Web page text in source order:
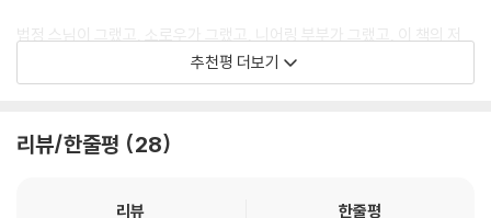
두 번째로 맞이한 자연식물식의 여름도 전혀 괴롭지 않았다. 이제 화장까
지 안 하니까 얼굴에 땀이 흘러도 개의치 않는다. 처음 화장품을 모두 끊고
물이 얼굴 표면 위를 그대로 타고 흘러내렸다. 피부장벽이 건강하지 않으
면 그렇다고 한다. 땀 냄새가 나지 않으니 땀이 나도 괴롭지가 않았다. 먹는
을 바꾸어야 한다. 그것을 증명해낸 작가의 이야기에 귀 기울여 보시라.
법정 스님이 그랬고, 소로우가 그랬고, 니어링 부부가 그랬고, 이 책의 저
자 또한 그런 삶을 실천해내고 있다. 모두가 간소하게 살았고 무소유를 실
천했다. 그리고 장담하건데 이들 모두 참 행복을 누렸다. 당연히 이 책의 저
복해질 수 있다고 주장하고 있다. 자, 이제 당신은 어쩔 셈인가?
추천평 더보기
리뷰/한줄평 28
리뷰 한줄평